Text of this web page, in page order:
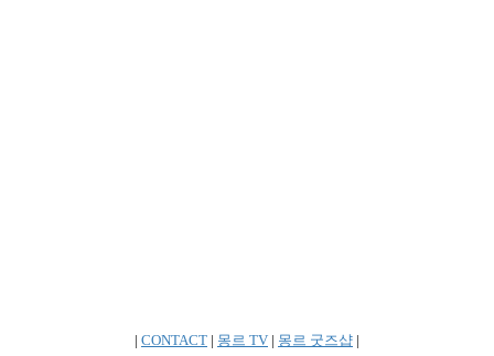
| CONTACT | 몽르 TV | 몽르 굿즈샵 |